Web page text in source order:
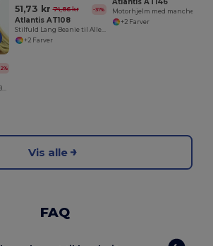
Alsidig Sport og Outdoor Beanie
51,73 kr 74,86 kr -31%
Atlantis AT108
Stilfuld Lang Beanie til Alle Årstider
+2 Farver
Atlantis AT146
Motorhjelm med manchet
+2 Farver
Vis alle
FAQ